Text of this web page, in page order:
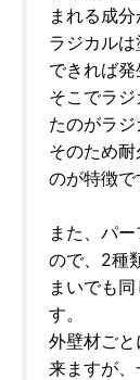
まれる成
ラジカルは
できれば発
そこでラ
たのがラジ
そのため
のが特徴で
また、パ
ので、2種
まいでも
す。
外壁材ご
来ますが